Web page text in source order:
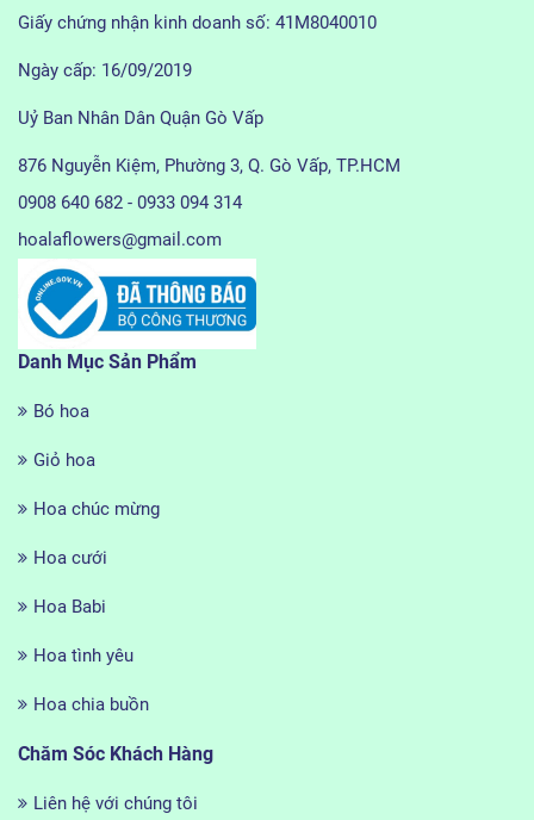
Giấy chứng nhận kinh doanh số: 41M8040010
Ngày cấp: 16/09/2019
Uỷ Ban Nhân Dân Quận Gò Vấp
876 Nguyễn Kiệm, Phường 3, Q. Gò Vấp, TP.HCM
0908 640 682 - 0933 094 314
hoalaflowers@gmail.com
Danh Mục Sản Phẩm
Bó hoa
Giỏ hoa
Hoa chúc mừng
Hoa cưới
Hoa Babi
Hoa tình yêu
Hoa chia buồn
Chăm Sóc Khách Hàng
Liên hệ với chúng tôi